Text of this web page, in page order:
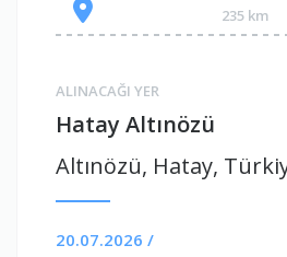
235 km
ALINACAĞI YER
Hatay Altınözü
Altınözü, Hatay,
20.07.2026 /